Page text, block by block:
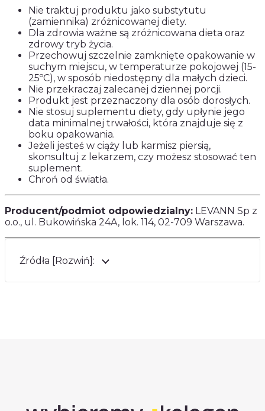
Nie traktuj produktu jako substytutu
(zamiennika) zróżnicowanej diety.
Dla zdrowia ważne są zróżnicowana dieta oraz
zdrowy tryb życia.
Przechowuj szczelnie zamknięte opakowanie w
suchym miejscu, w temperaturze pokojowej (15-
25ºC), w sposób niedostępny dla małych dzieci.
Nie przekraczaj zalecanej dziennej porcji.
Produkt jest przeznaczony dla osób dorosłych.
Nie stosuj suplementu diety, gdy upłynie jego
data minimalnej trwałości, która znajduje się z
boku opakowania.
Jeżeli jesteś w ciąży lub karmisz piersią,
skonsultuj z lekarzem, czy możesz stosować ten
suplement.
Chroń od światła.
Producent/podmiot odpowiedzialny: LEVANN Sp z
o.o., ul. Bukowińska 24A, lok. 114, 02-709 Warszawa.
Źródła [Rozwiń]: